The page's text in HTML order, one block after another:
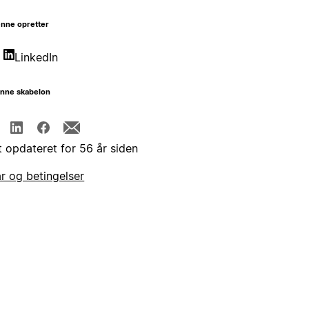
opretter
LinkedIn
skabelon
opdateret for 56 år siden
og betingelser